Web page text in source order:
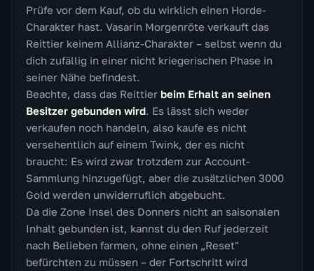
Prüfe vor dem Kauf, ob du wirklich einen Horde-
Charakter hast. Vasarin Morgenröte verkauft das
Reittier keinem Allianz-Charakter – selbst wenn du
dich zufällig in einer nicht kriegerischen Phase in
seiner Nähe befindest.
Beachte, dass das Reittier beim Erhalt an seinen
Besitzer gebunden wird. Es lässt sich weder
verkaufen noch handeln, also kaufe es nicht
versehentlich auf einem Twink, der es nicht
braucht: Es wird zwar trotzdem zur Account-
Sammlung hinzugefügt, aber die zusätzlichen 3000
Gold werden unwiderruflich abgebucht.
Da die Zone Insel des Donners nicht an saisonalen
Inhalt gebunden ist, kannst du den Ruf jederzeit
nach Belieben farmen, ohne einen „Reset"
befürchten zu müssen – der Fortschritt wird